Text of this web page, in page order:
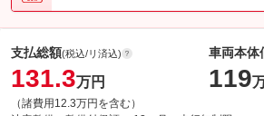
支払総額(税込/リ済込)
131.3万円
（諸費用12.3万円を含む）
車両本体
119